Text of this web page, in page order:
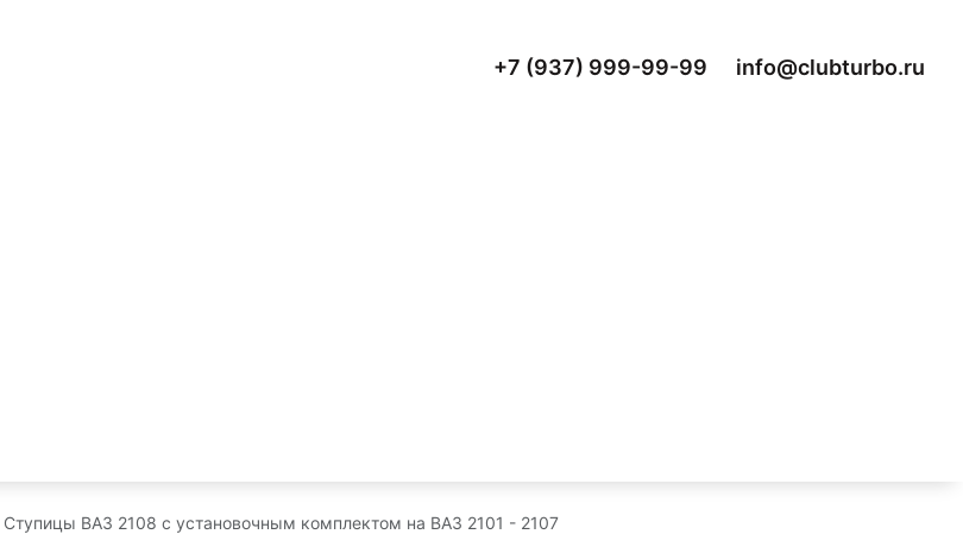
+7 (937) 999-99-99 info@clubturbo.ru
Ступицы ВАЗ 2108 с установочным комплектом на ВАЗ 2101 - 2107